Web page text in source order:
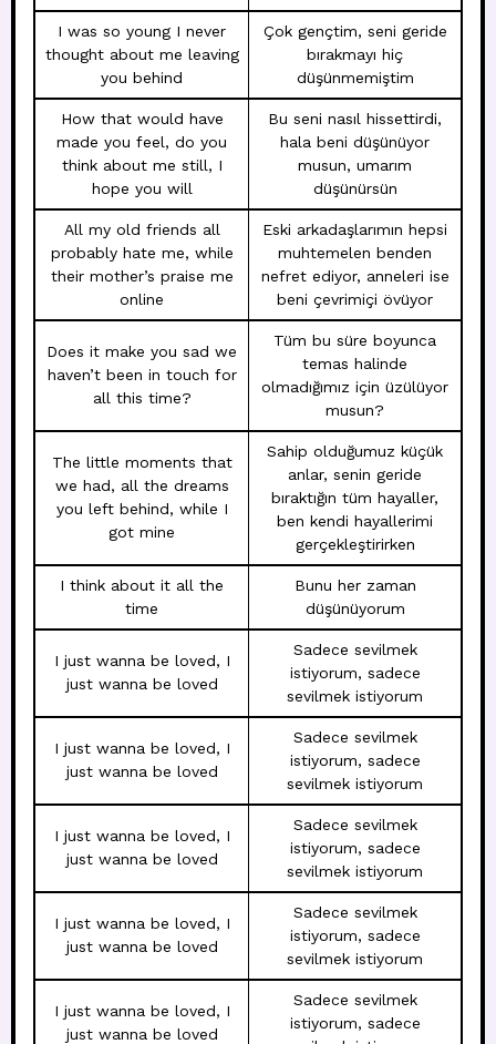
I was so young I never
thought about me leaving
you behind
Çok gençtim, seni geride
bırakmayı hiç
düşünmemiştim
How that would have
made you feel, do you
think about me still, I
hope you will
Bu seni nasıl hissettirdi,
hala beni düşünüyor
musun, umarım
düşünürsün
All my old friends all
probably hate me, while
their mother’s praise me
online
Eski arkadaşlarımın hepsi
muhtemelen benden
nefret ediyor, anneleri ise
beni çevrimiçi övüyor
Does it make you sad we
haven’t been in touch for
all this time?
Tüm bu süre boyunca
temas halinde
olmadığımız için üzülüyor
musun?
The little moments that
we had, all the dreams
you left behind, while I
got mine
Sahip olduğumuz küçük
anlar, senin geride
bıraktığın tüm hayaller,
ben kendi hayallerimi
gerçekleştirirken
I think about it all the
time
Bunu her zaman
düşünüyorum
I just wanna be loved, I
just wanna be loved
Sadece sevilmek
istiyorum, sadece
sevilmek istiyorum
I just wanna be loved, I
just wanna be loved
Sadece sevilmek
istiyorum, sadece
sevilmek istiyorum
I just wanna be loved, I
just wanna be loved
Sadece sevilmek
istiyorum, sadece
sevilmek istiyorum
I just wanna be loved, I
just wanna be loved
Sadece sevilmek
istiyorum, sadece
sevilmek istiyorum
I just wanna be loved, I
just wanna be loved
Sadece sevilmek
istiyorum, sadece